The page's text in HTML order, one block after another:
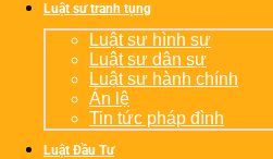
Luật sư tranh tụng
Luật sư hình sự
Luật sư dân sự
Luật sư hành chính
Án lệ
Tin tức pháp đình
Luật Đầu Tư